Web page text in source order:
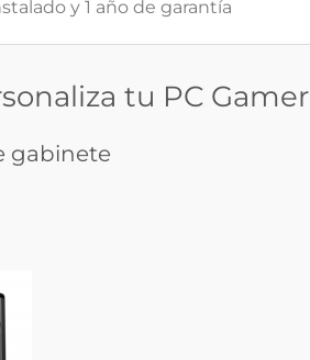
y 1 año de garantía
tu PC Gamer
gabinete